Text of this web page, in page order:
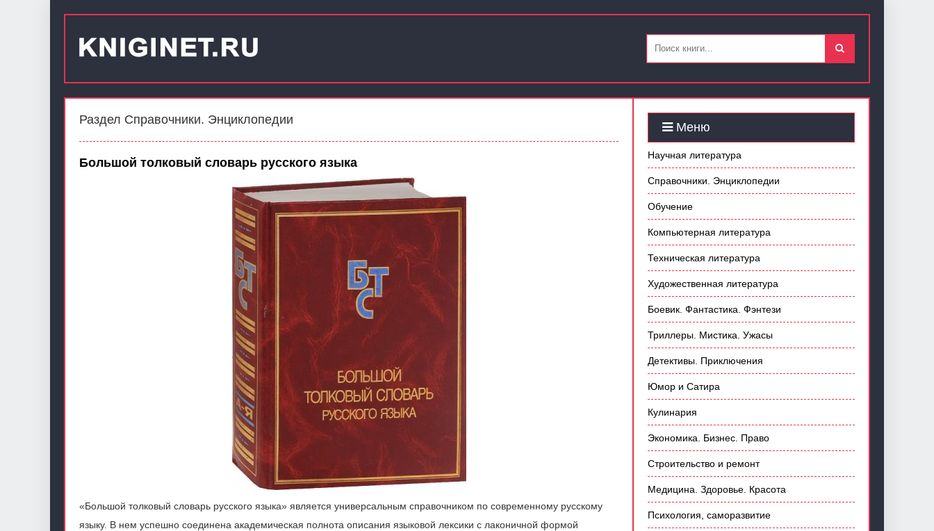
Раздел Справочники. Энциклопедии
Большой толковый словарь русского языка
«Большой толковый словарь русского языка» является универсальным справочником по современному русскому
языку. В нем успешно соединена академическая полнота описания языковой лексики с лаконичной формой
Меню
Научная литература
Справочники. Энциклопедии
Обучение
Компьютерная литература
Техническая литература
Художественная литература
Боевик. Фантастика. Фэнтези
Триллеры. Мистика. Ужасы
Детективы. Приключения
Юмор и Сатира
Кулинария
Экономика. Бизнес. Право
Строительство и ремонт
Медицина. Здоровье. Красота
Психология, саморазвитие